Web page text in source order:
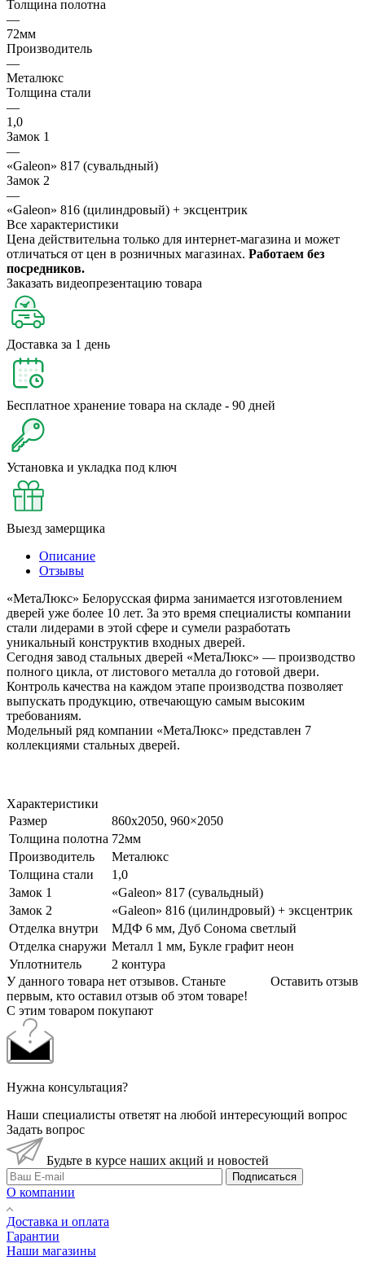
Толщина полотна
—
72мм
Производитель
—
Металюкс
Толщина стали
—
1,0
Замок 1
—
«Galeon» 817 (сувальдный)
Замок 2
—
«Galeon» 816 (цилиндровый) + эксцентрик
Все характеристики
Цена действительна только для интернет-магазина и может
отличаться от цен в розничных магазинах. Работаем без
посредников.
Заказать видеопрезентацию товара
Доставка за 1 день
Бесплатное хранение товара на складе - 90 дней
Установка и укладка под ключ
Выезд замерщика
Описание
Отзывы
«МетаЛюкс» Белорусская фирма занимается изготовлением
дверей уже более 10 лет. За это время специалисты компании
стали лидерами в этой сфере и сумели разработать
уникальный конструктив входных дверей.
Сегодня завод стальных дверей «МетаЛюкс» — производство
полного цикла, от листового металла до готовой двери.
Контроль качества на каждом этапе производства позволяет
выпускать продукцию, отвечающую самым высоким
требованиям.
Модельный ряд компании «МетаЛюкс» представлен 7
коллекциями стальных дверей.
Характеристики
Размер
860х2050, 960×2050
Толщина полотна 72мм
Производитель
Металюкс
Толщина стали
1,0
Замок 1
«Galeon» 817 (сувальдный)
Замок 2
«Galeon» 816 (цилиндровый) + эксцентрик
Отделка внутри
МДФ 6 мм, Дуб Сонома светлый
Отделка снаружи Металл 1 мм, Букле графит неон
Уплотнитель
2 контура
Оставить отзыв
У данного товара нет отзывов. Станьте
первым, кто оставил отзыв об этом товаре!
С этим товаром покупают
Нужна консультация?
Наши специалисты ответят на любой интересующий вопрос
Задать вопрос
Будьте в курсе наших акций и новостей
Подписаться
О компании
Доставка и оплата
Гарантии
Наши магазины